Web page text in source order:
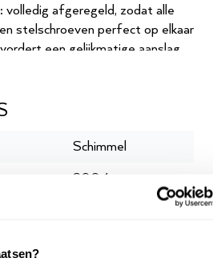
volledig afgeregeld, zodat alle
stelschroeven perfect op elkaar
een gelijkmatige aanslag
fris en hygiënisch zijn en
de toetsen geleiden, zijn
de piano is zorgvuldig gestemd
Schimmel
2004